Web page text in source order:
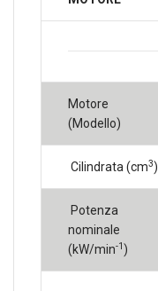
Motore
(Modello)
Cilindrata (cm3)
Potenza
nominale
(kW/min-1 )